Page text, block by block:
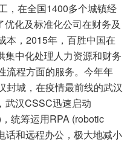
，在全国1400多个城镇经
化及标准化公司在财务及
本，2015年，百胜中国在
中化处理人力资源和财务
流程方面的服务。今年年
封城，在疫情最前线的武汉
武汉CSSC迅速启动
统筹运用RPA (robotic
话和远程办公，极大地减小